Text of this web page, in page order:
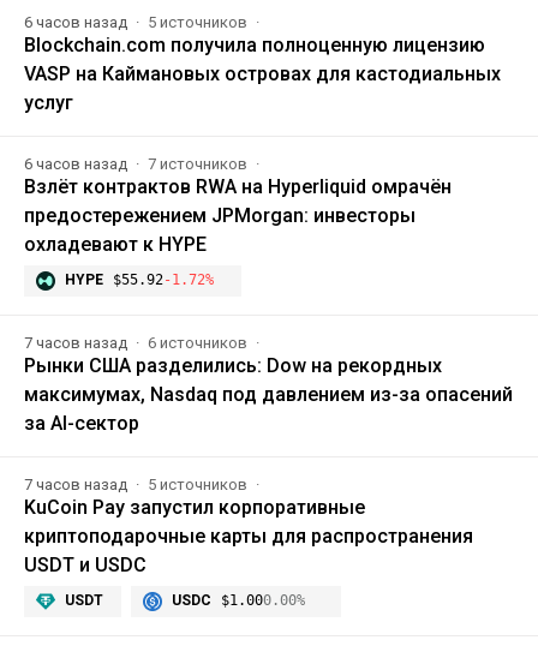
6 часов назад 5 источников
Blockchain.com получила полноценную лицензию
VASP на Каймановых островах для кастодиальных
услуг
6 часов назад 7 источников
Взлёт контрактов RWA на Hyperliquid омрачён
предостережением JPMorgan: инвесторы
охладевают к HYPE
HYPE $55.92-1.72%
7 часов назад 6 источников
Рынки США разделились: Dow на рекордных
максимумах, Nasdaq под давлением из-за опасений
за AI-сектор
7 часов назад 5 источников
KuCoin Pay запустил корпоративные
криптоподарочные карты для распространения
USDT и USDC
USDT USDC $1.000.00%